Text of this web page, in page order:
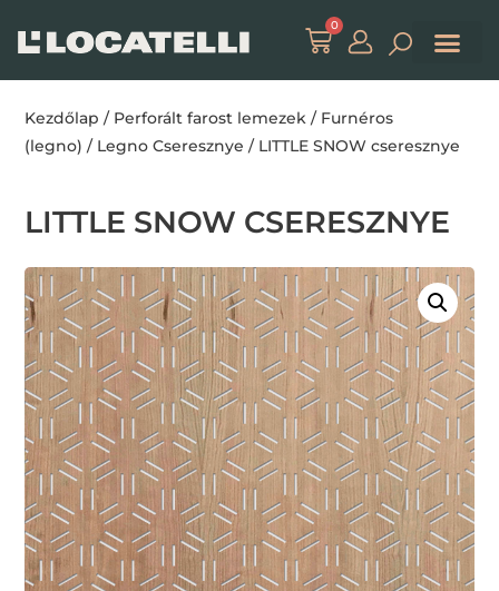
0
Kezdőlap / Perforált farost lemezek / Furnéros
(legno) / Legno Cseresznye / LITTLE SNOW cseresznye
LITTLE SNOW CSERESZNYE